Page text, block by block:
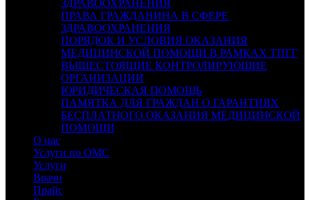
ЗДРАВООХРАНЕНИЯ
ПРАВА ГРАЖДАНИНА В СФЕРЕ
ЗДРАВООХРАНЕНИЯ
ПОРЯДОК И УСЛОВИЯ ОКАЗАНИЯ
МЕДИЦИНСКОЙ ПОМОЩИ В РАМКАХ ТПГГ
ВЫШЕСТОЯЩИЕ КОНТРОЛИРУЮЩИЕ
ОРГАНИЗАЦИИ
ЮРИДИЧЕСКАЯ ПОМОЩЬ
ПАМЯТКА ДЛЯ ГРАЖДАН О ГАРАНТИЯХ
БЕСПЛАТНОГО ОКАЗАНИЯ МЕДИЦИНСКОЙ
ПОМОЩИ
О нас
Услуги по ОМС
Услуги
Врачи
Прайс